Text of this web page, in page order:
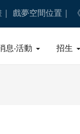
戲夢空間位置
息‧活動 招生